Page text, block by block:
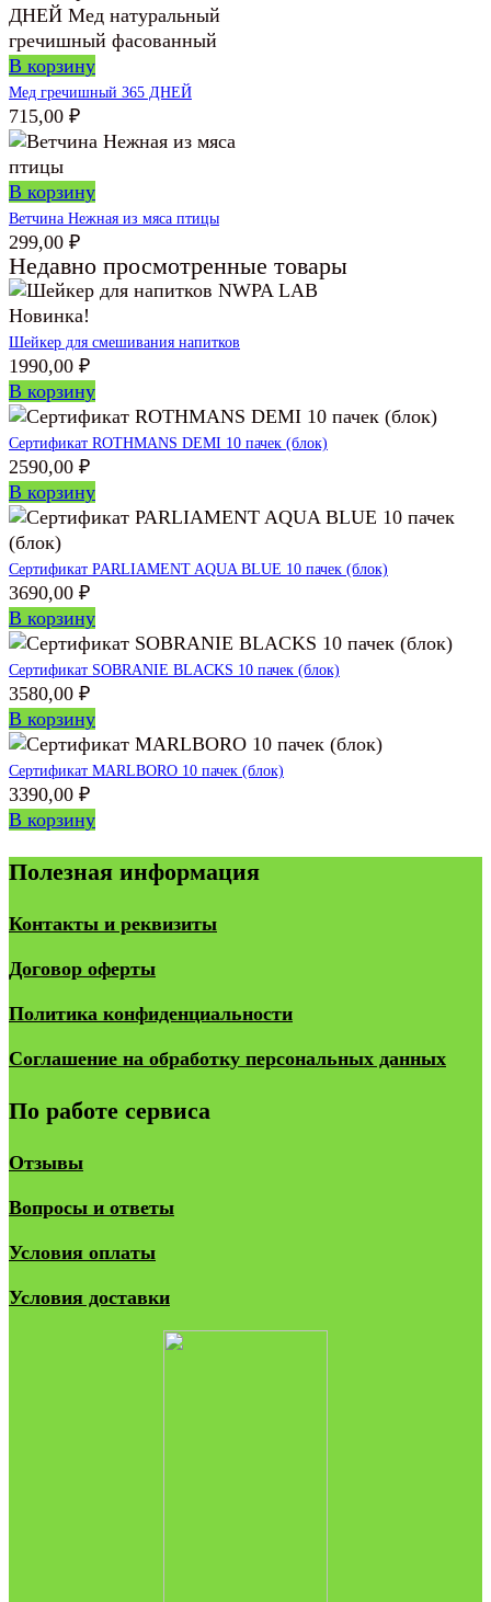
В корзину
Мед гречишный 365 ДНЕЙ
715,00 ₽
В корзину
Ветчина Нежная из мяса птицы
299,00 ₽
Недавно просмотренные товары
Новинка!
Шейкер для смешивания напитков
1990,00 ₽
В корзину
Сертификат ROTHMANS DEMI 10 пачек (блок)
2590,00 ₽
В корзину
Сертификат PARLIAMENT AQUA BLUE 10 пачек (блок)
3690,00 ₽
В корзину
Сертификат SOBRANIE BLACKS 10 пачек (блок)
3580,00 ₽
В корзину
Сертификат MARLBORO 10 пачек (блок)
3390,00 ₽
В корзину
Полезная информация
Контакты и реквизиты
Договор оферты
Политика конфиденциальности
Соглашение на обработку персональных данных
По работе сервиса
Отзывы
Вопросы и ответы
Условия оплаты
Условия доставки